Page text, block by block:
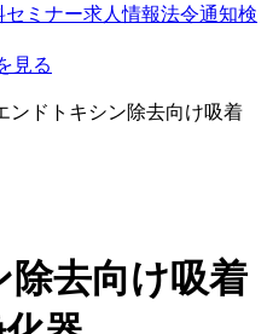
セミナー求人情報法令通知検
見る
ンドトキシン除去向け吸着
去向け吸着